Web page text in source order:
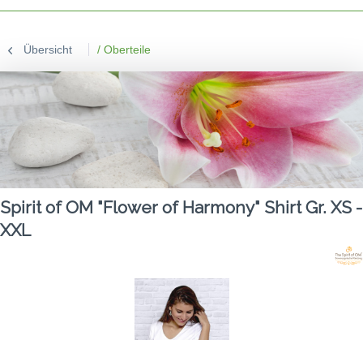
Übersicht / Oberteile
Spirit of OM "Flower of Harmony" Shirt Gr. XS -
XXL